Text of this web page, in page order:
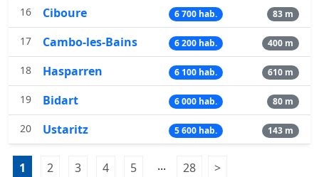
16 Ciboure 6 700 hab. 83 m
17 Cambo-les-Bains 6 200 hab. 400 m
18 Hasparren 6 100 hab. 610 m
19 Bidart 6 000 hab. 80 m
20 Ustaritz 5 600 hab. 143 m
Pagination:
1 Page 1
2 Page 2
3 Page 3
4 Page 4
5 Page 5
... 28 Page 28
>